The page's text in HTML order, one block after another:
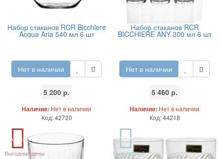
Набор стаканов RCR Bicchiere
Acqua Aria 540 мл 6 шт
Нет в наличии
5 200 р.
Наличие: Нет в наличии
Код: 42720
Набор стаканов RCR
BICCHIERE ANY 300 мл 6 шт
Нет в наличии
5 460 р.
Наличие: Нет в наличии
Код: 44218
Акция
Выгодные цены
TOP
Популярный